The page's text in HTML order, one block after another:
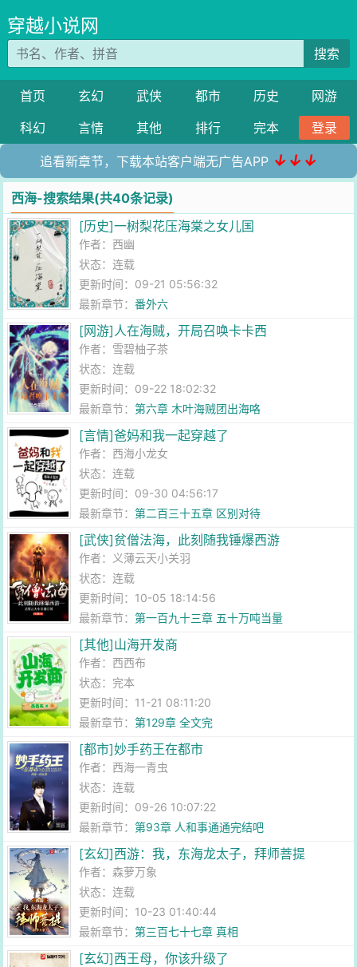
穿越小说网
搜索
首页 玄幻 武侠 都市 历史
网游
科幻
言情 其他 排行 完本 登录
追看新章节，下载本站客户端无广告APP ↓↓↓
西海-搜索结果(共40条记录)
[历史]一树梨花压海棠之女儿国
作者： 西幽
状态：连载
更新时间：09-21 05:56:32
最新章节：番外六
[网游]人在海贼，开局召唤卡卡西
作者： 雪碧柚子茶
状态：连载
更新时间：09-22 18:02:32
最新章节：第六章 木叶海贼团出海咯
[言情]爸妈和我一起穿越了
作者： 西海小龙女
状态：连载
更新时间：09-30 04:56:17
最新章节：第二百三十五章 区别对待
[武侠]贫僧法海，此刻随我锤爆西游
作者： 义薄云天小关羽
状态：连载
更新时间：10-05 18:14:56
最新章节：第一百九十三章 五十万吨当量
[其他]山海开发商
作者： 西西布
状态：完本
更新时间：11-21 08:11:20
最新章节：第129章 全文完
[都市]妙手药王在都市
作者： 西海一青虫
状态：连载
更新时间：09-26 10:07:22
最新章节：第93章 人和事通通完结吧
[玄幻]西游：我，东海龙太子，拜师菩提
作者：森萝万象
状态：连载
更新时间：10-23 01:40:44
最新章节：第三百七十七章 真相
[玄幻]西王母，你该升级了